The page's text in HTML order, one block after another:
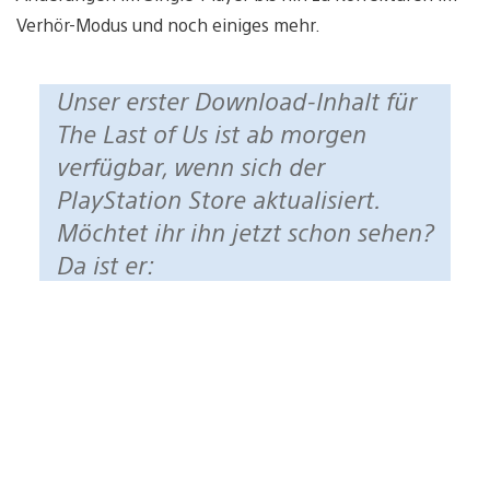
Verhör-Modus und noch einiges mehr.
Unser erster Download-Inhalt für
The Last of Us ist ab morgen
verfügbar, wenn sich der
PlayStation Store aktualisiert.
Möchtet ihr ihn jetzt schon sehen?
Da ist er: